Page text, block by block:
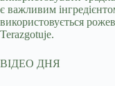
є важливим
використовується
Terazgotuje.
ВІДЕО ДНЯ